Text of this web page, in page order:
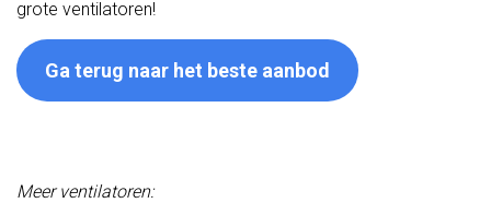
grote ventilatoren!
Ga terug naar het beste aanbod
Meer ventilatoren: